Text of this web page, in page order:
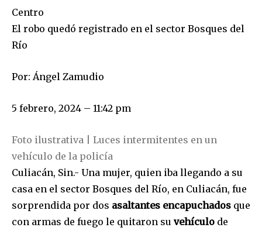
Centro
El robo quedó registrado en el sector Bosques del
Río
Por: Ángel Zamudio
5 febrero, 2024 – 11:42 pm
Foto ilustrativa | Luces intermitentes en un
vehículo de la policía
Culiacán, Sin.- Una mujer, quien iba llegando a su
casa en el sector Bosques del Río, en Culiacán, fue
sorprendida por dos asaltantes encapuchados que
con armas de fuego le quitaron su vehículo de